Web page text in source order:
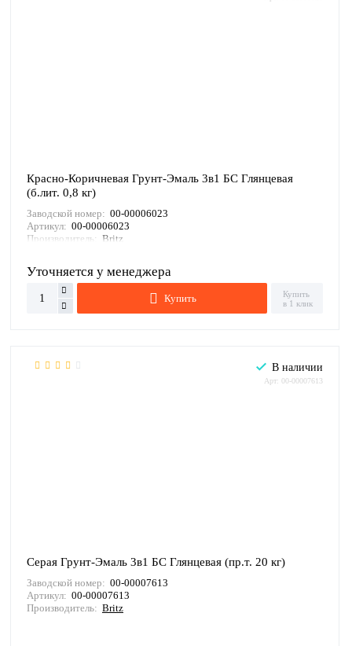
Красно-Коричневая Грунт-Эмаль 3в1 БС Глянцевая
(б.лит. 0,8 кг)
Заводской номер: 00-00006023
Артикул: 00-00006023
Производитель: Britz
Уточняется у менеджера
Купить
Купить
в 1 клик
В наличии
Арт: 00-00007613
Серая Грунт-Эмаль 3в1 БС Глянцевая (пр.т. 20 кг)
Заводской номер: 00-00007613
Артикул: 00-00007613
Производитель: Britz